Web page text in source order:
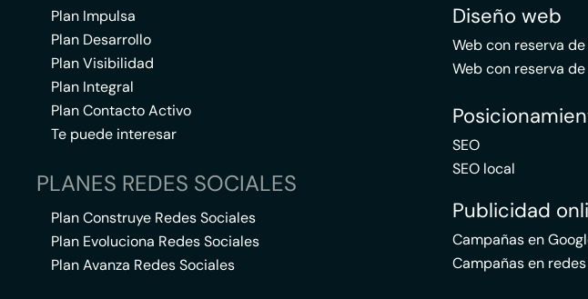
Plan Impulsa
Plan Desarrollo
Plan Visibilidad
Plan Integral
Plan Contacto Activo
Te puede interesar
PLANES REDES SOCIALES
Plan Construye Redes Sociales
Plan Evoluciona Redes Sociales
Plan Avanza Redes Sociales
Diseño web
Web con reserva
Web con reserva
SEO
SEO local
Publicidad
Campañas en
Campañas en